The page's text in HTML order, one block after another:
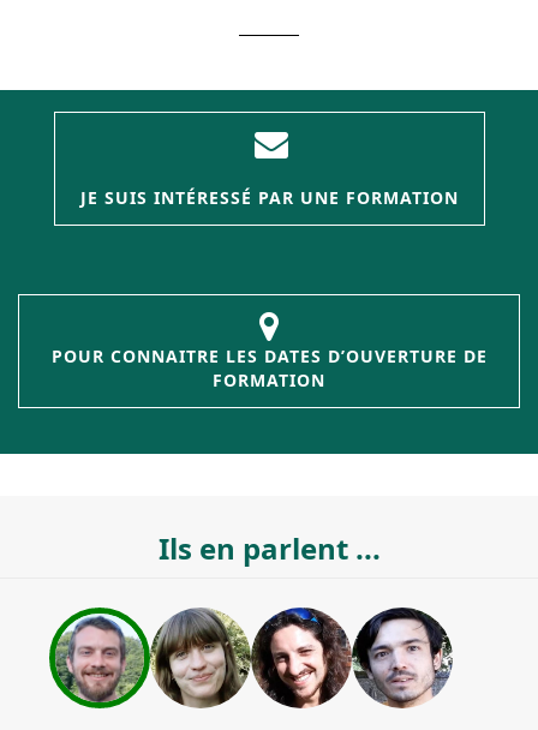
JE SUIS INTÉRESSÉ PAR UNE FORMATION
POUR CONNAITRE LES DATES D’OUVERTURE DE
FORMATION
Ils en parlent ...